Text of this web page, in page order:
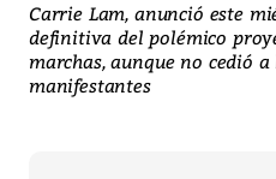
Carrie Lam, anunció este
definitiva del polémico
marchas, aunque no cedió
manifestantes